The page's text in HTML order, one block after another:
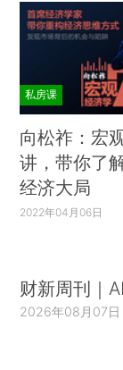
私房课
向松祚：宏
讲，带你了
经济大局
2022年04月06日
财新周刊｜
2026年08月07日